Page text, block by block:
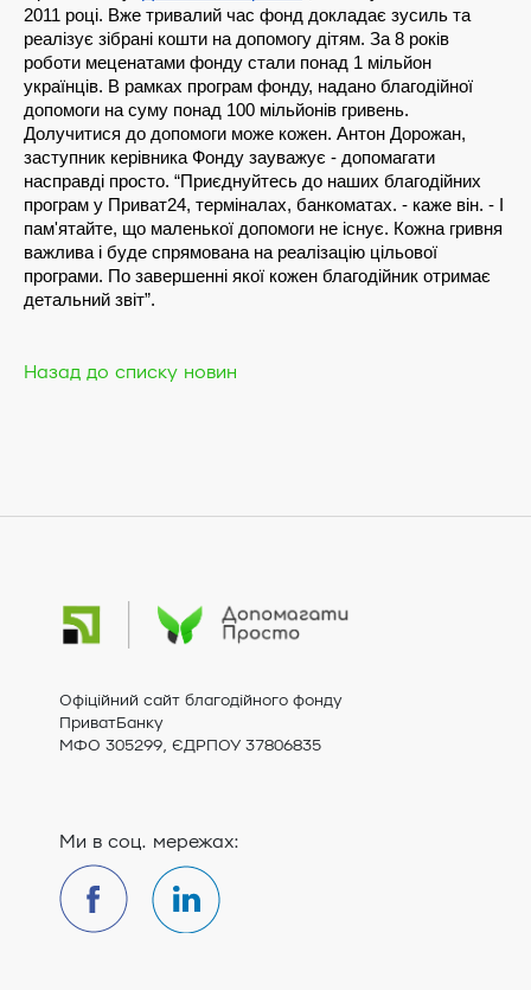
2011 році. Вже тривалий час фонд докладає зусиль та
реалізує зібрані кошти на допомогу дітям. За 8 років
роботи меценатами фонду стали понад 1 мільйон
українців. В рамках програм фонду, надано благодійної
допомоги на суму понад 100 мільйонів гривень.
Долучитися до допомоги може кожен. Антон Дорожан,
заступник керівника Фонду зауважує - допомагати
насправді просто. “Приєднуйтесь до наших благодійних
програм у Приват24, терміналах, банкоматах. - каже він. - І
пам'ятайте, що маленької допомоги не існує. Кожна гривня
важлива і буде спрямована на реалізацію цільової
програми. По завершенні якої кожен благодійник отримає
детальний звіт”.
Назад до списку новин
Офіційний сайт благодійного фонду
ПриватБанку
МФО 305299, ЄДРПОУ 37806835
Ми в соц. мережах: